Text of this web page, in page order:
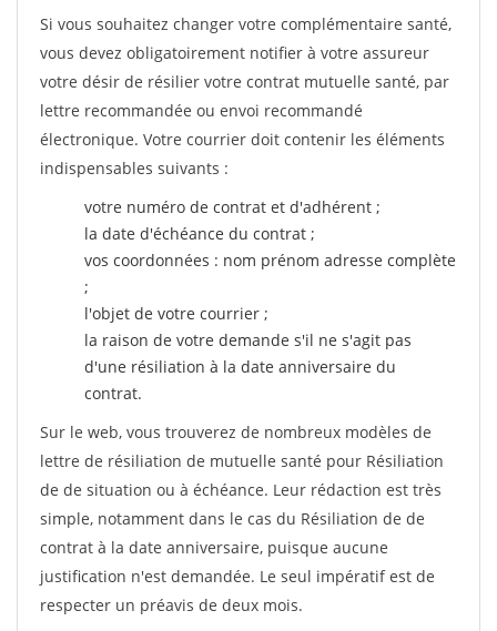
Si vous souhaitez changer votre complémentaire santé,
vous devez obligatoirement notifier à votre assureur
votre désir de résilier votre contrat mutuelle santé, par
lettre recommandée ou envoi recommandé
électronique. Votre courrier doit contenir les éléments
indispensables suivants :
votre numéro de contrat et d'adhérent ;
la date d'échéance du contrat ;
vos coordonnées : nom prénom adresse complète
;
l'objet de votre courrier ;
la raison de votre demande s'il ne s'agit pas
d'une résiliation à la date anniversaire du
contrat.
Sur le web, vous trouverez de nombreux modèles de
lettre de résiliation de mutuelle santé pour Résiliation
de de situation ou à échéance. Leur rédaction est très
simple, notamment dans le cas du Résiliation de de
contrat à la date anniversaire, puisque aucune
justification n'est demandée. Le seul impératif est de
respecter un préavis de deux mois.